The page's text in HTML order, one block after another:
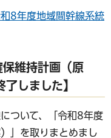
8年度地域間幹線系統
維持計画（原
しました】
ついて、「令和8年度
」を取りまとめまし